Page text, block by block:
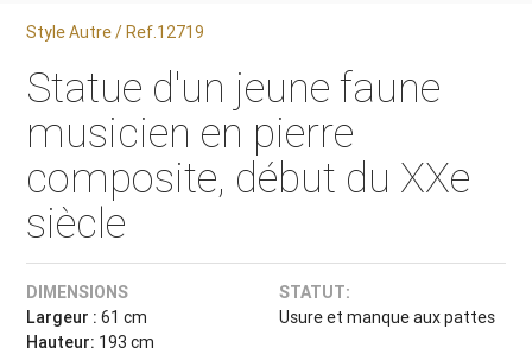
Style Autre / Ref.12719
Statue d'un jeune faune
musicien en pierre
composite, début du XXe
siècle
DIMENSIONS
Largeur : 61 cm
Hauteur: 193 cm
STATUT:
Usure et manque aux pattes